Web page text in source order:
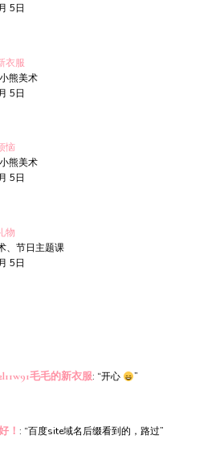
5日
衣服
熊美术
5日
恼
熊美术
5日
物
、节日主题课
5日
毛毛的新衣服: “开心 ”
！ : “百度site域名后缀看到的，路过”